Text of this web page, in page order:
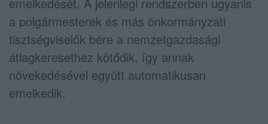
a polgármesterek és más önkormányzati
tisztségviselők bére a nemzetgazdasági
átlagkeresethez kötődik, így annak
növekedésével együtt automatikusan
emelkedik.